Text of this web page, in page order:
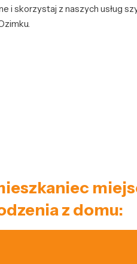
i skorzystaj z naszych usług
z domu: